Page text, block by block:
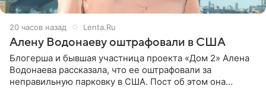
20 часов назад Lenta.Ru
Алену Водонаеву оштрафовали в США
Блогерша и бывшая участница проекта «Дом 2» Алена
Водонаева рассказала, что ее оштрафовали за
неправильную парковку в США. Пост об этом она